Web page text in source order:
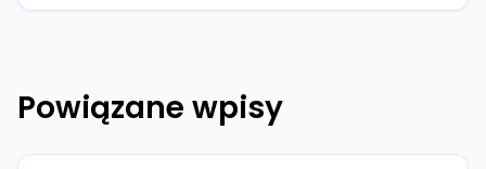
Powiązane wpisy